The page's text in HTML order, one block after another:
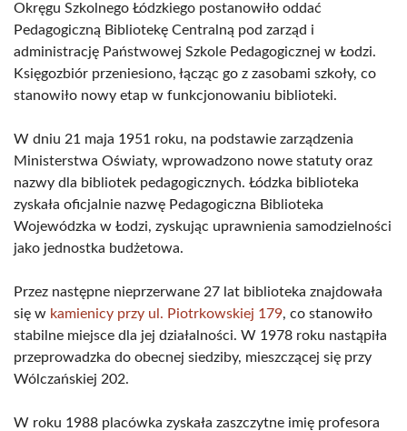
Okręgu Szkolnego Łódzkiego postanowiło oddać
Pedagogiczną Bibliotekę Centralną pod zarząd i
administrację Państwowej Szkole Pedagogicznej w Łodzi.
Księgozbiór przeniesiono, łącząc go z zasobami szkoły, co
stanowiło nowy etap w funkcjonowaniu biblioteki.
W dniu 21 maja 1951 roku, na podstawie zarządzenia
Ministerstwa Oświaty, wprowadzono nowe statuty oraz
nazwy dla bibliotek pedagogicznych. Łódzka biblioteka
zyskała oficjalnie nazwę Pedagogiczna Biblioteka
Wojewódzka w Łodzi, zyskując uprawnienia samodzielności
jako jednostka budżetowa.
Przez następne nieprzerwane 27 lat biblioteka znajdowała
się w kamienicy przy ul. Piotrkowskiej 179, co stanowiło
stabilne miejsce dla jej działalności. W 1978 roku nastąpiła
przeprowadzka do obecnej siedziby, mieszczącej się przy
Wólczańskiej 202.
W roku 1988 placówka zyskała zaszczytne imię profesora